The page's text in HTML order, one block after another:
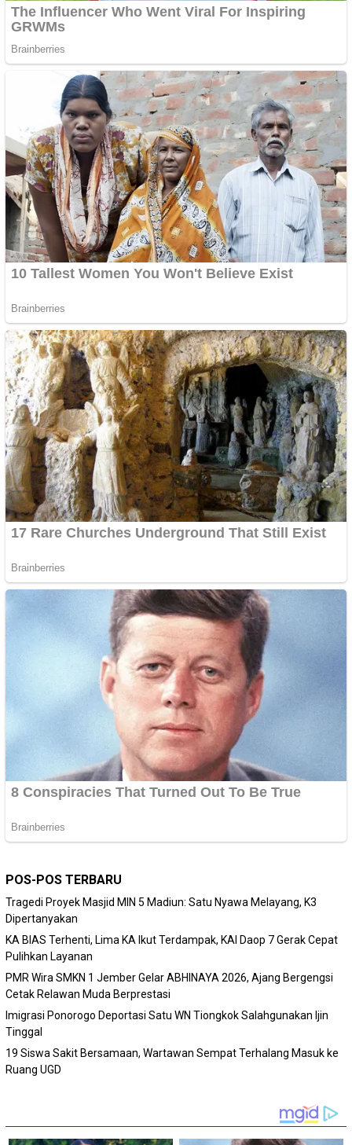
POS-POS TERBARU
Tragedi Proyek Masjid MIN 5 Madiun: Satu Nyawa Melayang, K3
Dipertanyakan
KA BIAS Terhenti, Lima KA Ikut Terdampak, KAI Daop 7 Gerak Cepat
Pulihkan Layanan
PMR Wira SMKN 1 Jember Gelar ABHINAYA 2026, Ajang Bergengsi
Cetak Relawan Muda Berprestasi
Imigrasi Ponorogo Deportasi Satu WN Tiongkok Salahgunakan Ijin
Tinggal
19 Siswa Sakit Bersamaan, Wartawan Sempat Terhalang Masuk ke
Ruang UGD